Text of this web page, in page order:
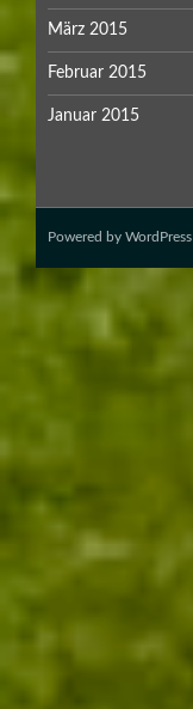
März 2015
Februar 2015
Januar 2015
Powered by WordPress